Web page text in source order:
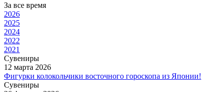
За все время
2026
2025
2024
2022
2021
Сувениры
12 марта 2026
Фигурки колокольчики восточного гороскопа из Японии!
Сувениры